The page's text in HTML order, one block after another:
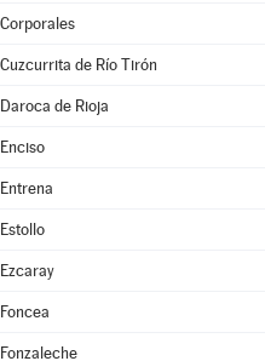
Corporales
Cuzcurrita de Río Tirón
Daroca de Rioja
Enciso
Entrena
Estollo
Ezcaray
Foncea
Fonzaleche